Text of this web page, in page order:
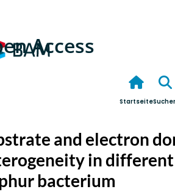
Access
Startseite
and electron
in
bacterium